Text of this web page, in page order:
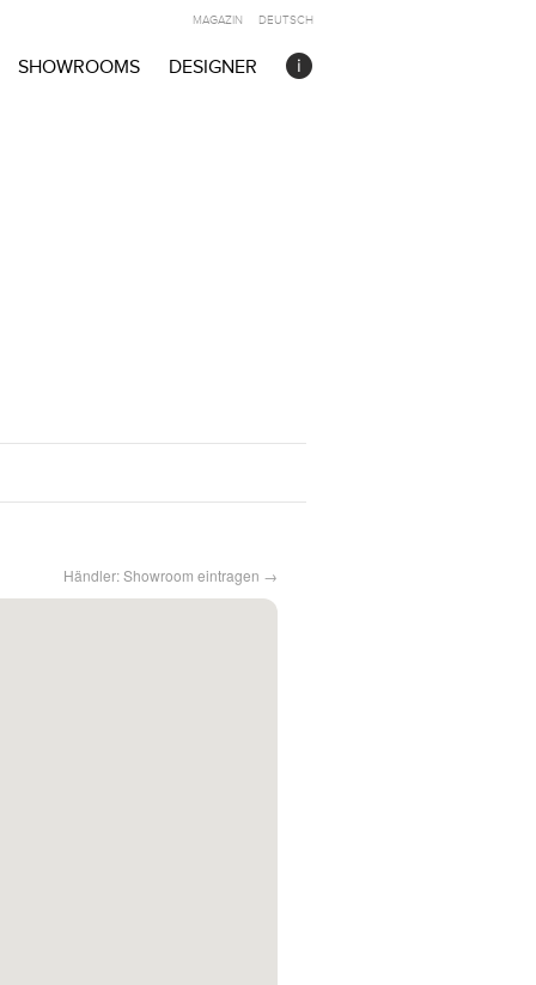
SHOWROOMS DESIGNER
MAGAZIN DEUTSCH
Händler: Showroom eintragen →